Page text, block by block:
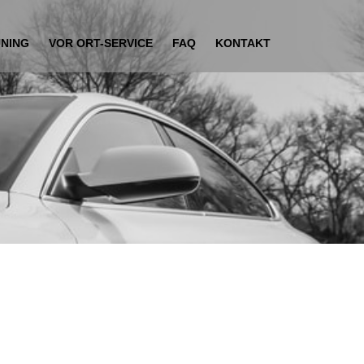
VOR ORT-SERVICE FAQ KONTAKT